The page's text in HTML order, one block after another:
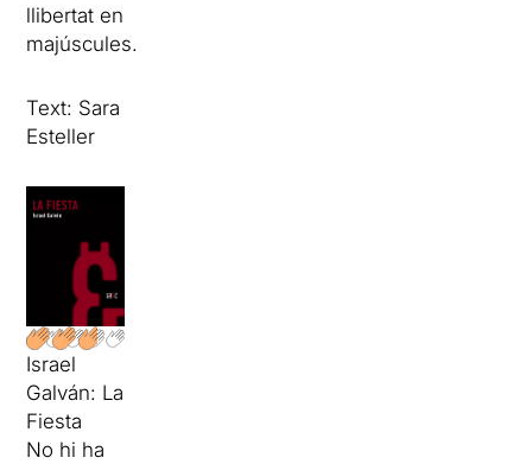
llibertat en
majúscules.
Text: Sara
Esteller
Israel
Galván: La
Fiesta
No hi ha